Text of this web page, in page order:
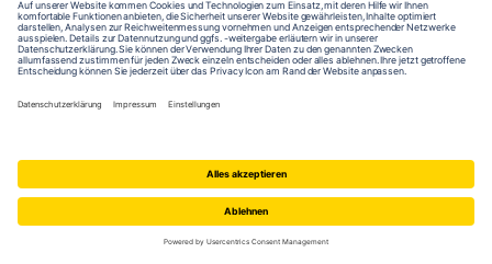
Deutschland
Telefon: 0251-98209-330
E-Mail: info@travelworks.de